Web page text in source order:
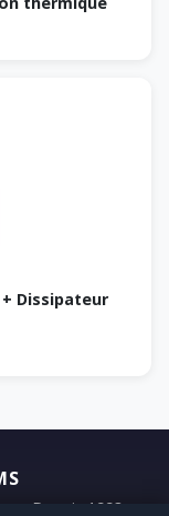
+ Dissipateur
· Depuis 1993